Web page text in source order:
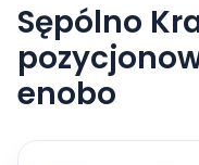
Sępólno
enobo